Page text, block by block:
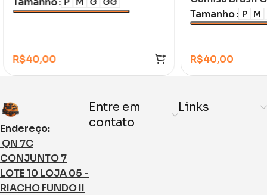
Infantil
R$40,00
Amarela
Tamanho P M
R$40,00
Endereço:
QN 7C
CONJUNTO 7
LOTE 10 LOJA 05 -
RIACHO FUNDO II
Entre em
contato
Links